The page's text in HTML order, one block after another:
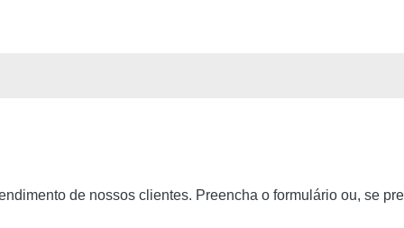
de nossos clientes. Preencha o formulário ou, se